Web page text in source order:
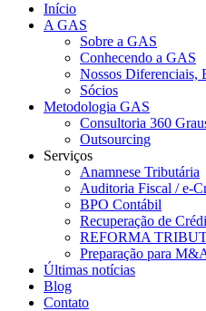
Início
A GAS
Sobre a GAS
Conhecendo a GAS
Nossos Diferenciais,
Sócios
Metodologia GAS
Consultoria 360
Outsourcing
Serviços
Anamnese Tributária
Auditoria Fiscal / e-
BPO Contábil
Recuperação de
REFORMA
Preparação para
Últimas notícias
Blog
Contato